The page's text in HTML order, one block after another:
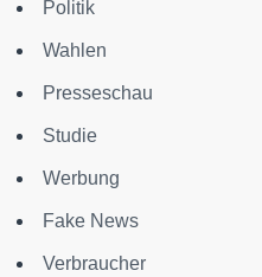
Politik
Wahlen
Presseschau
Studie
Werbung
Fake News
Verbraucher